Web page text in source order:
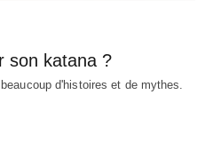
son katana ?
d'histoires et de mythes.